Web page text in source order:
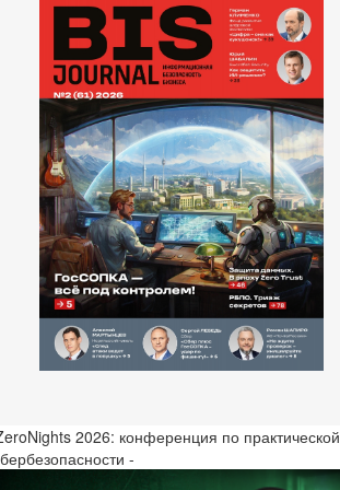
2026: конференция по практической
-